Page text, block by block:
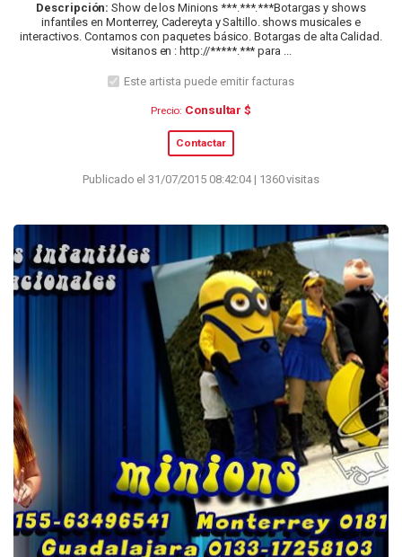
Descripción: Show de los Minions ***.***.***Botargas y shows
infantiles en Monterrey, Cadereyta y Saltillo. shows musicales e
interactivos. Contamos con paquetes básico. Botargas de alta Calidad.
visitanos en : http://*****.*** para ...
Este artista puede emitir facturas
Precio: Consultar $
Contactar
Publicado el 31/07/2015 08:42:04 | 1360 visitas